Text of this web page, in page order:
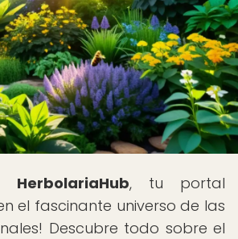
HerbolariaHub, tu portal
el fascinante universo de las
Descubre todo sobre el